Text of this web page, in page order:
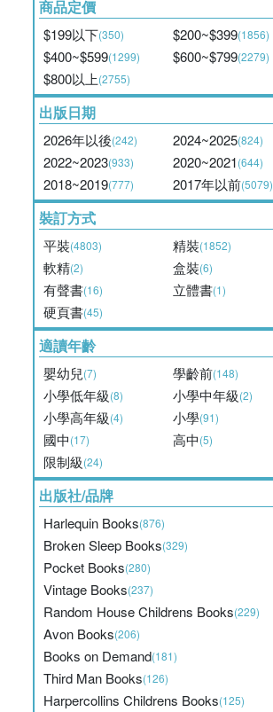
商品定價
$199以下(350) $200~$399(1856)
$400~$599(1299) $600~$799(2279)
$800以上(2755)
出版日期
2026年以後(242) 2024~2025(824)
2022~2023(933) 2020~2021(644)
2018~2019(777) 2017年以前(5079)
裝訂方式
平裝(4803) 精裝(1852)
軟精(2) 盒裝(6)
有聲書(16) 立體書(1)
硬頁書(45)
適讀年齡
嬰幼兒(7) 學齡前(148)
小學低年級(8) 小學中年級(2)
小學高年級(4) 小學(91)
國中(17) 高中(5)
限制級(24)
出版社/品牌
Harlequin Books(876)
Broken Sleep Books(329)
Pocket Books(280)
Vintage Books(237)
Random House Childrens Books(229)
Avon Books(206)
Books on Demand(181)
Third Man Books(126)
Harpercollins Childrens Books(125)